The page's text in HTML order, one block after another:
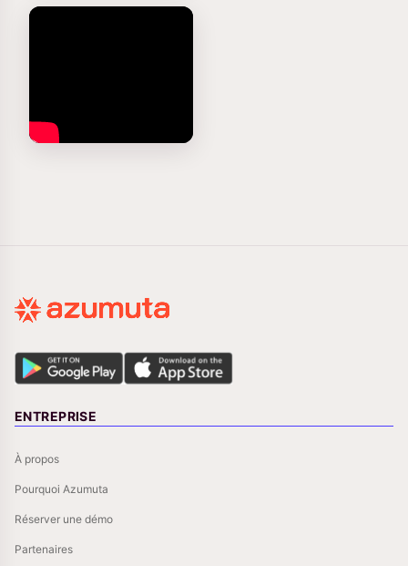
ENTREPRISE
À propos
Pourquoi Azumuta
Réserver une démo
Partenaires